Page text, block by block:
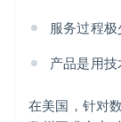
服务过程极
产品是用技
在美国，针对